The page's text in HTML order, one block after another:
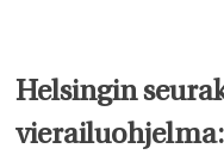
Helsingin
vierailuohjelma: